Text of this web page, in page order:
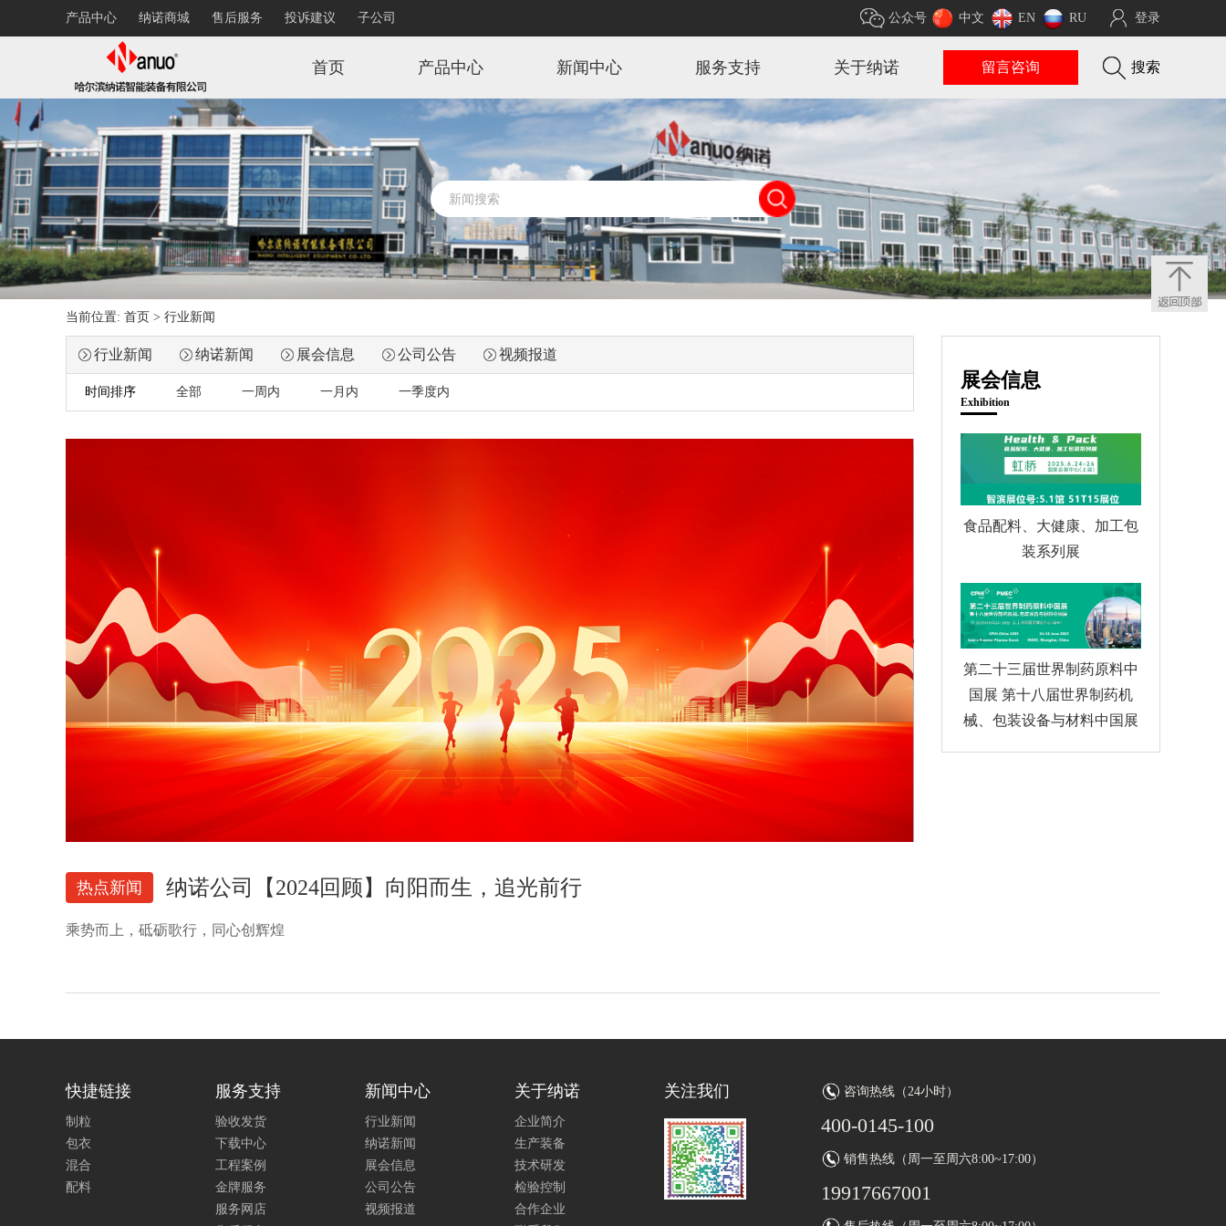
产品中心 纳诺商城 售后服务 投诉建议 子公司 登录
中文 EN RU
公众号
首页 产品中心 新闻中心 服务支持 关于纳诺 留言咨询 搜索
当前位置: 首页 > 行业新闻
行业新闻 纳诺新闻 展会信息 公司公告 视频报道
时间排序 全部 一周内 一月内 一季度内
热点新闻 纳诺公司【2024回顾】向阳而生，追光前行
乘势而上，砥砺歌行，同心创辉煌
展会信息
Exhibition
食品配料、大健康、加工包
装系列展
第二十三届世界制药原料中
国展 第十八届世界制药机
械、包装设备与材料中国展
快捷链接
制粒
包衣
混合
配料
服务支持
验收发货
下载中心
工程案例
金牌服务
服务网店
新闻中心
行业新闻
纳诺新闻
展会信息
公司公告
视频报道
关于纳诺
企业简介
生产装备
技术研发
检验控制
合作企业
关注我们 咨询热线（24小时）
400-0145-100
销售热线（周一至周六8:00~17:00）
19917667001